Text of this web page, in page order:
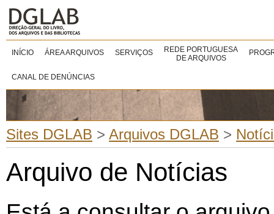
INÍCIO ÁREA ARQUIVOS SERVIÇOS
REDE PORTUGUESA
DE ARQUIVOS
CANAL DE DENÚNCIAS
Sites DGLAB > Arquivos DGLAB >
Arquivo de Notícias